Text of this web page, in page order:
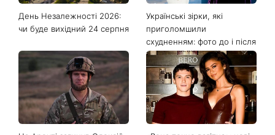
День Незалежності 2026:
чи буде вихідний 24 серпня
Українські зірки, які
приголомшили
схудненням: фото до і після